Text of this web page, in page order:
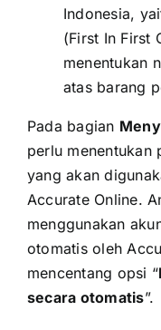
Indonesia,
(First In First
menentukan
atas barang
Pada bagian
perlu menentukan
yang akan
Accurate Online.
menggunakan
otomatis oleh
mencentang opsi “
secara otomatis”.